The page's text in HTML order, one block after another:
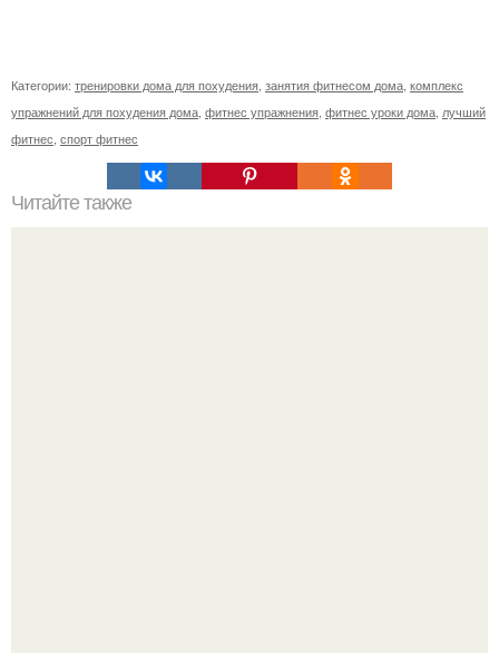
Категории: тренировки дома для похудения занятия фитнесом дома комплекс
упражнений для похудения дома фитнес упражнения фитнес уроки дома лучший
фитнес спорт фитнес
Читайте также